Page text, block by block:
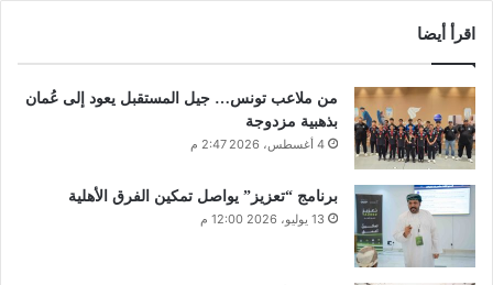
اقرأ أيضا
من ملاعب تونس… جيل المستقبل يعود إلى عُمان
بذهبية مزدوجة
4 أغسطس، 2026 2:47 م
برنامج “تعزيز” يواصل تمكين الفرق الأهلية
13 يوليو، 2026 12:00 م